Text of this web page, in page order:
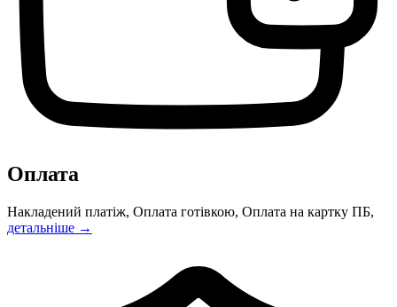
Оплата
Накладений платіж, Оплата готівкою, Оплата на картку ПБ,
детальніше →